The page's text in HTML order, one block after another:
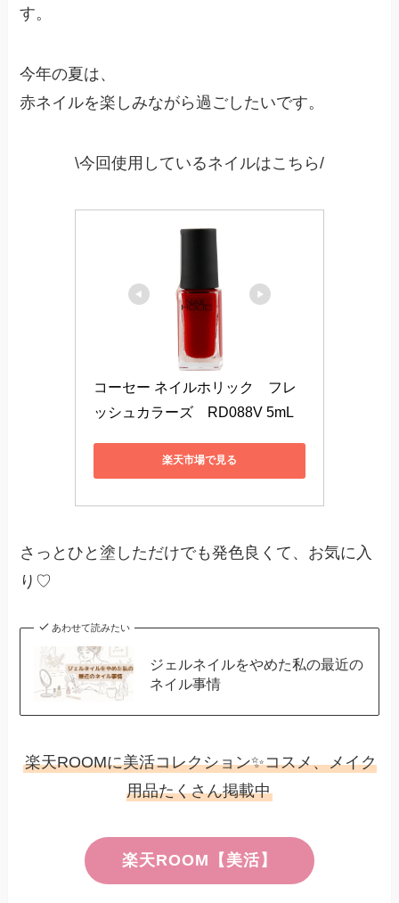
す。
今年の夏は、
赤ネイルを楽しみながら過ごしたいです。
\今回使用しているネイルはこちら/
コーセー ネイルホリック　フレ
ッシュカラーズ　RD088V 5mL
楽天市場で見る
さっとひと塗しただけでも発色良くて、お気に入
り♡
あわせて読みたい
ジェルネイルをやめた私の最近の
ネイル事情
楽天ROOMに美活コレクション✨コスメ、メイク
用品たくさん掲載中
楽天ROOM【美活】